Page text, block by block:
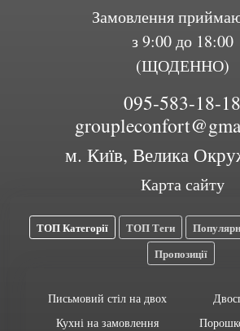
Замовлення
з 9:00 до 18:00
(ЩОДЕННО)
095-583-18-18
м. Київ, Велика
Карта сайту
ТОП Категорії ТОП Теги
Пропозиції
Письмовий стіл на двох
Кухні на замовлення